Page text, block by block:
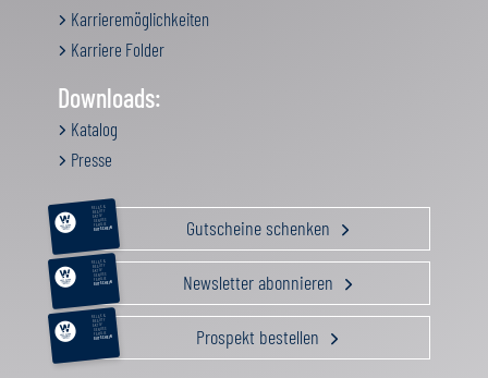
Karrieremöglichkeiten
Karriere Folder
Downloads:
Katalog
Presse
RELAX &
BEAUTY
AKTIV
GENUSS
FAMILIE
GUTSCHEIN Gutscheine schenken
RELAX &
BEAUTY
AKTIV
GENUSS
FAMILIE
GUTSCHEIN Newsletter abonnieren
RELAX &
BEAUTY
AKTIV
GENUSS
FAMILIE
GUTSCHEIN Prospekt bestellen